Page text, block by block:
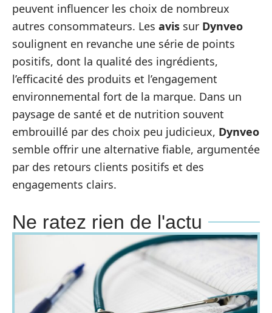
peuvent influencer les choix de nombreux
autres consommateurs. Les avis sur Dynveo
soulignent en revanche une série de points
positifs, dont la qualité des ingrédients,
l’efficacité des produits et l’engagement
environnemental fort de la marque. Dans un
paysage de santé et de nutrition souvent
embrouillé par des choix peu judicieux, Dynveo
semble offrir une alternative fiable, argumentée
par des retours clients positifs et des
engagements clairs.
Ne ratez rien de l'actu